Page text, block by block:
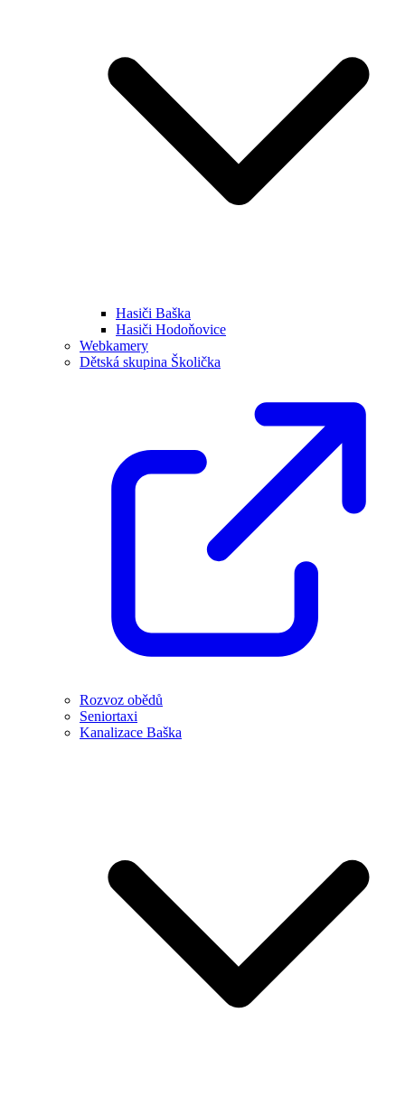
Hasiči Baška
Hasiči Hodoňovice
Webkamery
Dětská skupina Školička
Rozvoz obědů
Seniortaxi
Kanalizace Baška